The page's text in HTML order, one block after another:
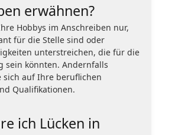
erwähnen?
Hobbys im Anschreiben nur,
für die Stelle sind oder
unterstreichen, die für die
sein könnten. Andernfalls
sich auf Ihre beruflichen
Qualifikationen.
ich Lücken in